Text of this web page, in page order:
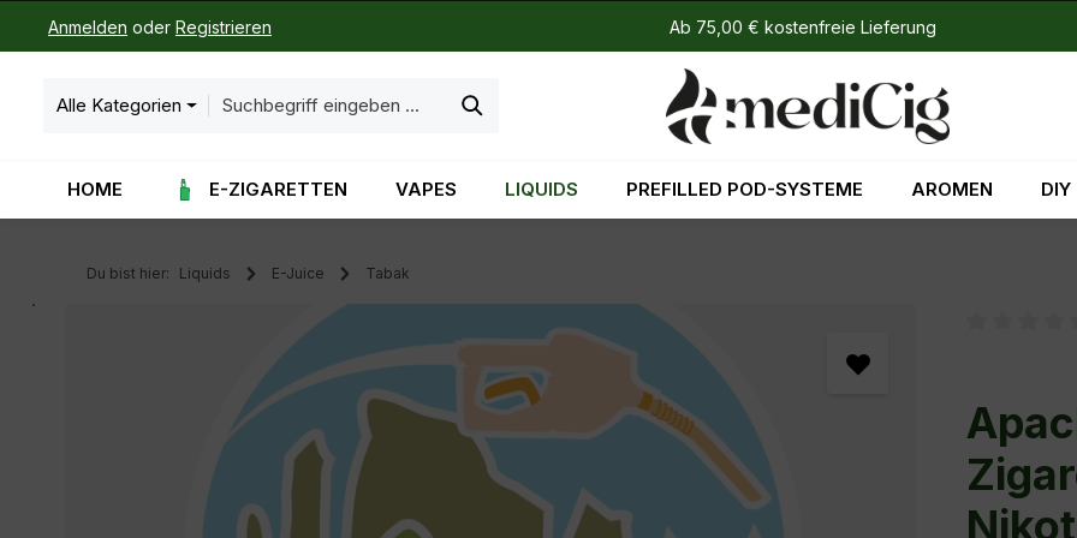
Hauptinhalt springen
Zur Suche springen
Zur Hauptnavigation springen
Anmelden oder Registrieren Ab 75,00 € kostenfreie Lieferung
Alle Kategorien
HOME E-ZIGARETTEN VAPES LIQUIDS PREFILLED POD-SYSTEME AROMEN DIY
Du bist hier: Liquids E-Juice Tabak